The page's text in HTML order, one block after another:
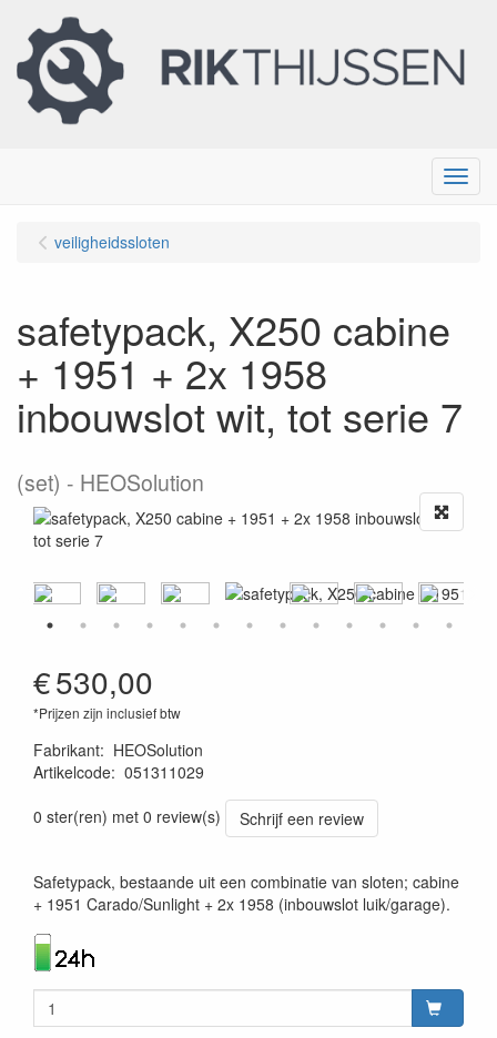
Menu
veiligheidssloten
safetypack, X250 cabine
+ 1951 + 2x 1958
inbouwslot wit, tot serie 7
(set) HEOSolution
€530,00
*Prijzen zijn inclusief btw
Fabrikant: HEOSolution
Artikelcode: 051311029
0 ster(ren) met 0 review(s)
Schrijf een review
Safetypack, bestaande uit een combinatie van sloten; cabine
+ 1951 Carado/Sunlight + 2x 1958 (inbouwslot luik/garage).